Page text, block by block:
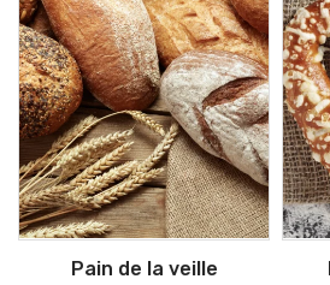
Pain de la veille